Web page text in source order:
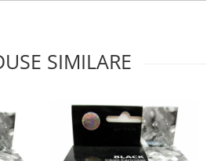
SIMILARE